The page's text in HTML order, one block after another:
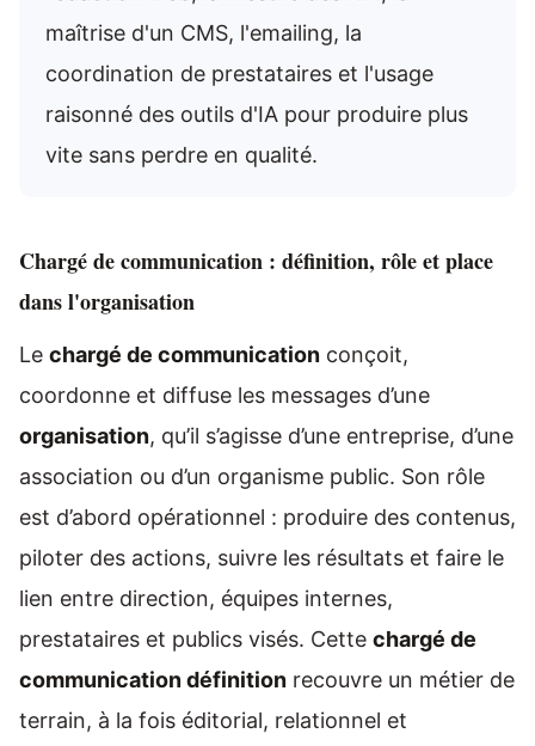
maîtrise d'un CMS, l'emailing, la
coordination de prestataires et l'usage
raisonné des outils d'IA pour produire plus
vite sans perdre en qualité.
Chargé de communication : définition, rôle et place
dans l'organisation
Le chargé de communication conçoit,
coordonne et diffuse les messages d’une
organisation, qu’il s’agisse d’une entreprise, d’une
association ou d’un organisme public. Son rôle
est d’abord opérationnel : produire des contenus,
piloter des actions, suivre les résultats et faire le
lien entre direction, équipes internes,
prestataires et publics visés. Cette chargé de
communication définition recouvre un métier de
terrain, à la fois éditorial, relationnel et